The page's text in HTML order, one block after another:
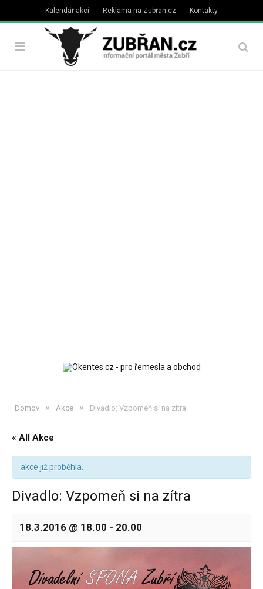
Kalendář akcí Reklama na Zubřan.cz Kontakty
Domov » Akce » Divadlo: Vzpomeň si na zítra
« All Akce
akce již proběhla.
Divadlo: Vzpomeň si na zítra
18.3.2016 @ 18.00 - 20.00